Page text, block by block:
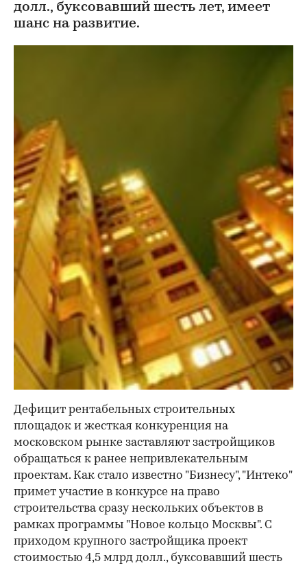
долл., буксовавший шесть лет, имеет
шанс на развитие.
Дефицит рентабельных строительных
площадок и жесткая конкуренция на
московском рынке заставляют застройщиков
обращаться к ранее непривлекательным
проектам. Как стало известно "Бизнесу", "Интеко"
примет участие в конкурсе на право
строительства сразу нескольких объектов в
рамках программы "Новое кольцо Москвы". С
приходом крупного застройщика проект
стоимостью 4,5 млрд долл., буксовавший шесть